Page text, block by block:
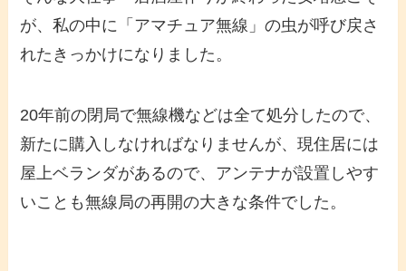
が、私の中に「アマチュア無線」の虫が呼び戻さ
れたきっかけになりました。
20年前の閉局で無線機などは全て処分したので、
新たに購入しなければなりませんが、現住居には
屋上ベランダがあるので、アンテナが設置しやす
いことも無線局の再開の大きな条件でした。